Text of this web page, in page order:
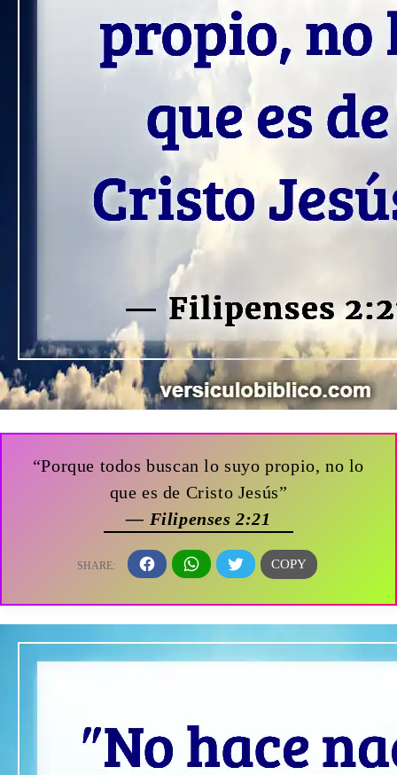
“Porque todos buscan lo suyo propio, no lo
que es de Cristo Jesús”
— Filipenses 2:21